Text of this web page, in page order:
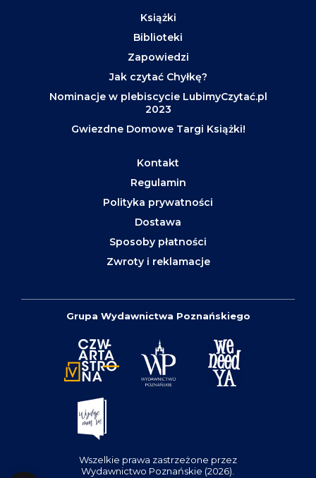
Książki
Biblioteki
Zapowiedzi
Jak czytać Chyłkę?
Nominacje w plebiscycie LubimyCzytać.pl
2023
Gwiezdne Domowe Targi Książki!
Kontakt
Regulamin
Polityka prywatności
Dostawa
Sposoby płatności
Zwroty i reklamacje
Grupa Wydawnictwa Poznańskiego
Wszelkie prawa zastrzeżone przez
Wydawnictwo Poznańskie (2026).